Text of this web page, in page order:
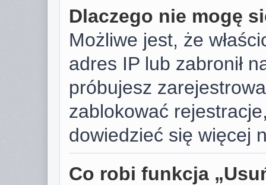
Dlaczego nie mogę
Możliwe jest, że
adres IP lub zabronił
próbujesz
zablokować
dowiedzieć się więcej
Co robi funkcja